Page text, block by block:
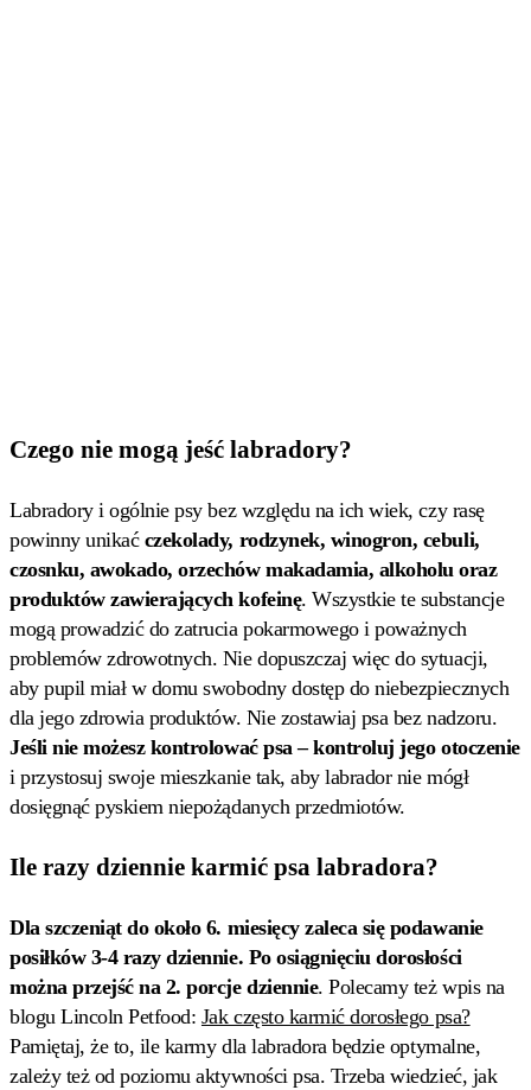
Czego nie mogą jeść labradory?
Labradory i ogólnie psy bez względu na ich wiek, czy rasę
powinny unikać czekolady, rodzynek, winogron, cebuli,
czosnku, awokado, orzechów makadamia, alkoholu oraz
produktów zawierających kofeinę. Wszystkie te substancje
mogą prowadzić do zatrucia pokarmowego i poważnych
problemów zdrowotnych. Nie dopuszczaj więc do sytuacji,
aby pupil miał w domu swobodny dostęp do niebezpiecznych
dla jego zdrowia produktów. Nie zostawiaj psa bez nadzoru.
Jeśli nie możesz kontrolować psa – kontroluj jego otoczenie
i przystosuj swoje mieszkanie tak, aby labrador nie mógł
dosięgnąć pyskiem niepożądanych przedmiotów.
Ile razy dziennie karmić psa labradora?
Dla szczeniąt do około 6. miesięcy zaleca się podawanie
posiłków 3-4 razy dziennie. Po osiągnięciu dorosłości
można przejść na 2. porcje dziennie. Polecamy też wpis na
blogu Lincoln Petfood: Jak często karmić dorosłego psa?
Pamiętaj, że to, ile karmy dla labradora będzie optymalne,
zależy też od poziomu aktywności psa. Trzeba wiedzieć, jak